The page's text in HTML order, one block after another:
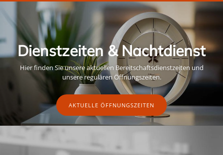
Dienstzeiten & Nachtdienst
Hier finden Sie unsere aktuellen Bereitschaftsdienstzeiten und
unsere regulären Öffnungszeiten.
AKTUELLE ÖFFNUNGSZEITEN